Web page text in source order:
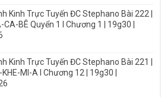
Kinh Trực Tuyến ĐC Stephano Bài 222 |
CA-BÊ Quyển 1 I Chương 1 | 19g30 |
Kinh Trực Tuyến ĐC Stephano Bài 221 |
MI-A I Chương 12 | 19g30 |